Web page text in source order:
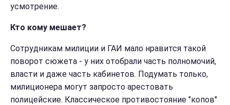
усмотрение.
Кто кому мешает?
Сотрудникам милиции и ГАИ мало нравится такой
поворот сюжета - у них отобрали часть полномочий,
власти и даже часть кабинетов. Подумать только,
милиционера могут запросто арестовать
полицейские. Классическое противостояние "копов"